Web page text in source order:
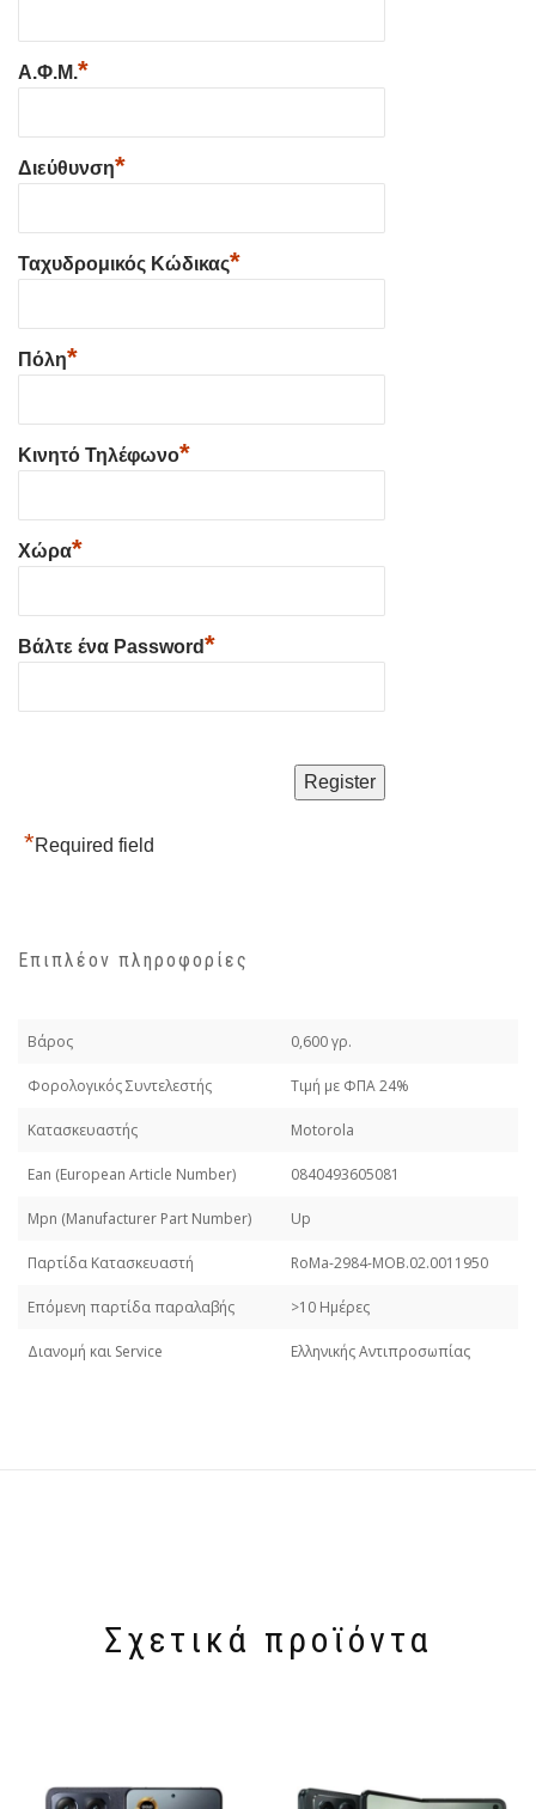
Α.Φ.Μ.*
Διεύθυνση*
Ταχυδρομικός Κώδικας*
Πόλη*
Κινητό Τηλέφωνο*
Χώρα*
Βάλτε ένα Password*
*Required field
Επιπλέον πληροφορίες
Βάρος 0,600 γρ.
Φορολογικός Συντελεστής Τιμή με ΦΠΑ 24%
Κατασκευαστής Motorola
Εan (European Article Number) 0840493605081
Mpn (Manufacturer Part Number) Up
Παρτίδα Κατασκευαστή RoMa-2984-MOB.02.0011950
Επόμενη παρτίδα παραλαβής >10 Ημέρες
Διανομή και Service Ελληνικής Αντιπροσωπίας
Σχετικά προϊόντα